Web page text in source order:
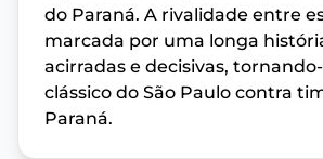
do Paraná. A rivalidade entre
marcada por uma longa
acirradas e decisivas,
clássico do São Paulo contra
Paraná.